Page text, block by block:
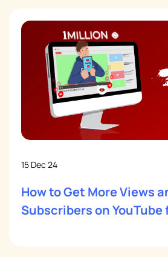
15 Dec 24
How to Get More Views
Subscribers on YouTube